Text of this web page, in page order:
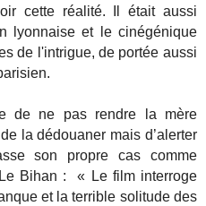
cette réalité. Il était aussi
lyonnaise et le cinégénique
de l'intrigue, de portée aussi
de ne pas rendre la mère
la dédouaner mais d’alerter
son propre cas comme
Bihan : « Le film interroge
et la terrible solitude des